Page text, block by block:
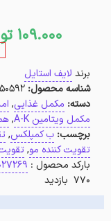
109.000
برند لایف استایل
شناسه محصول:
دسته: مکمل غذایی,
مکمل ویتامین A-K
,
برچسب: ب کمپلکس,
تقویت کننده مو,
بارکد محصول :
770 بازدید